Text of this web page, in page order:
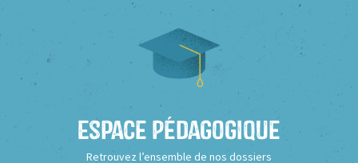
Espace Pédagogique
Retrouvez l’ensemble de nos dossiers